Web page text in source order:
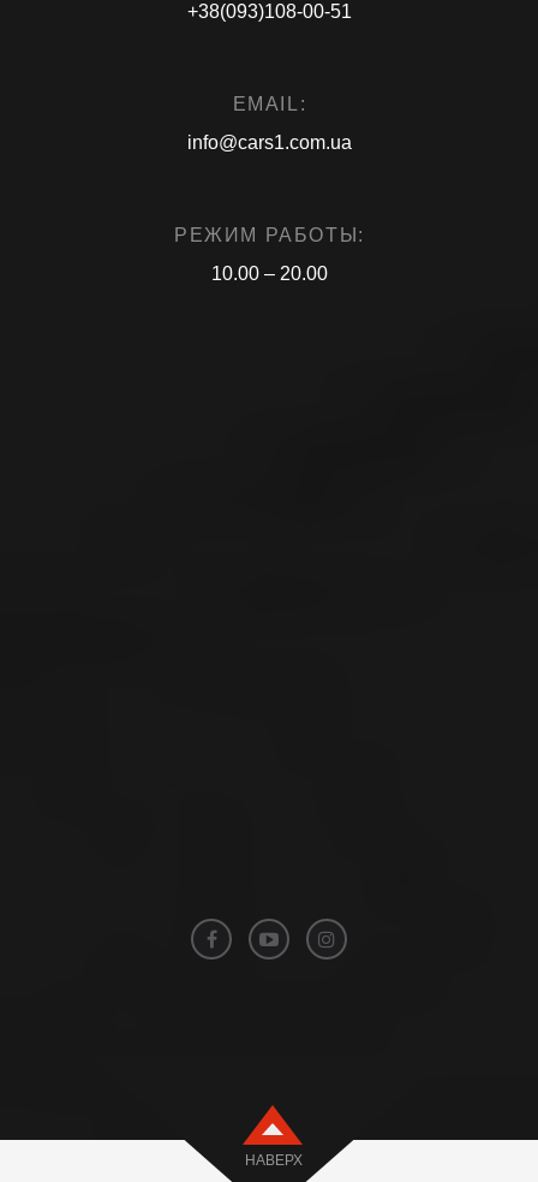
+38(093)108-00-51
EMAIL:
info@cars1.com.ua
РЕЖИМ РАБОТЫ:
10.00 – 20.00
НАВЕРХ